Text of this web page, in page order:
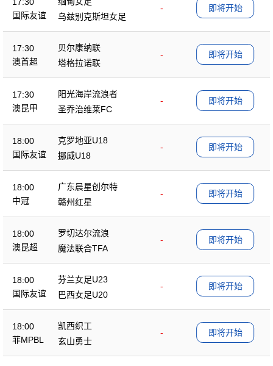
国际友谊
-
乌兹别克斯坦女足
即将开始
17:30
澳首超
贝尔康纳联
-
塔格拉诺联
即将开始
17:30
澳昆甲
阳光海岸流浪者
-
圣乔治维莱FC
即将开始
18:00
国际友谊
克罗地亚U18
-
挪威U18
即将开始
18:00
中冠
广东晨星创尔特
-
赣州红星
即将开始
18:00
澳昆超
罗切达尔流浪
-
魔法联合TFA
即将开始
18:00
国际友谊
芬兰女足U23
-
巴西女足U20
即将开始
18:00
菲MPBL
凯西织工
-
玄山勇士
即将开始